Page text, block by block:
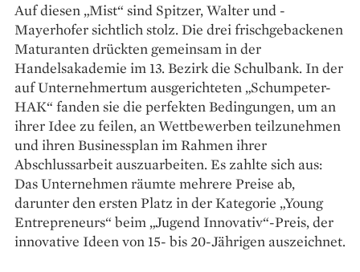
Auf diesen „Mist“ sind ­Spitzer, Walter und ­
Mayerhofer sichtlich stolz. Die drei frisch­gebackenen
Maturanten ­drückten gemeinsam in der
Handelsakademie im 13. Bezirk die Schulbank. In der
auf Unternehmertum ausgerichteten „Schumpeter-
HAK“ fanden sie die perfekten Bedingungen, um an
ihrer Idee zu feilen, an Wettbewerben teilzunehmen
und ihren Businessplan im Rahmen ihrer
Abschlussarbeit auszuarbeiten. Es zahlte sich aus:
Das Unternehmen räumte mehrere Preise ab,
darunter den ersten Platz in der Kategorie „Young
Entrepreneurs“ beim „Jugend Innovativ“-Preis, der
innovative Ideen von 15- bis 20-Jährigen auszeichnet.